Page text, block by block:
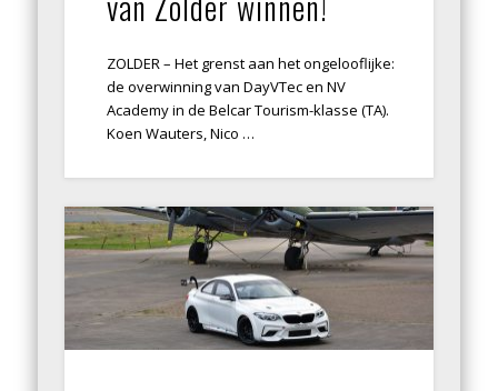
ZOLDER – Het grenst aan het ongelooflijke:
de overwinning van DayVTec en NV
Academy in de Belcar Tourism-klasse (TA).
Koen Wauters, Nico …